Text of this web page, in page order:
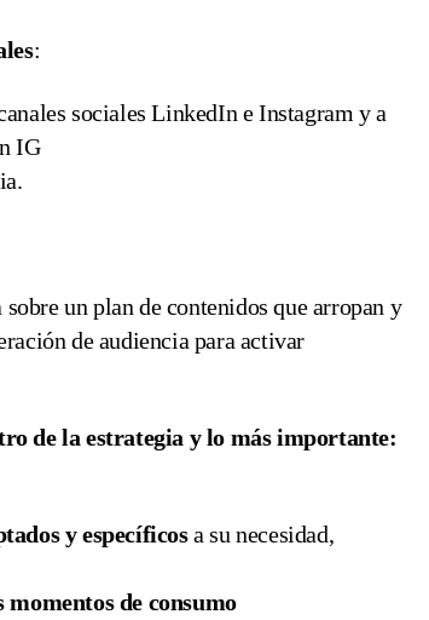
:
sociales LinkedIn e Instagram y a
IG
un plan de contenidos que arropan y
de audiencia para activar
de la estrategia y lo más importante:
y específicosa su necesidad,
momentos de consumo